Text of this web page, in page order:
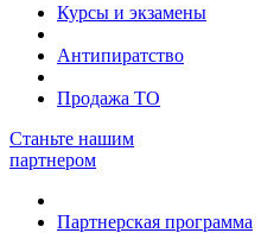
Курсы и экзамены
Антипиратство
Продажа ТО
Станьте нашим
партнером
Партнерская программа